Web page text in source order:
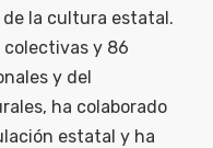
la cultura estatal.
colectivas y 86
y del
ha colaborado
estatal y ha